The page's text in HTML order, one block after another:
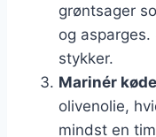
grøntsager
og
stykker.
Marinér
olivenolie,
mindst en